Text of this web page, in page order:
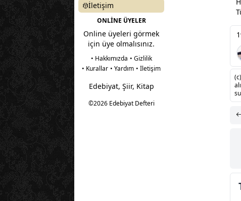
İletişim
ONLİNE ÜYELER
Online üyeleri görmek
için üye olmalısınız.
• Hakkımızda • Gizlilik
• Kurallar • Yardım • İletişim
Edebiyat, Şiir, Kitap
©2026 Edebiyat Defteri